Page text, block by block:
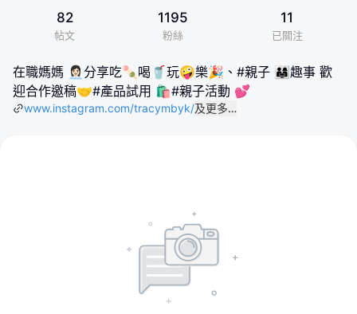
82
帖文
1195
粉絲
11
已關注
在職媽媽 👩🏻‍💼分享吃🍡喝🥤玩🤪樂🎉、#親子 👨‍👩‍👧趣事 歡
迎合作邀稿🤝#產品試用 🛍#親子活動 💕
www.instagram.com/tracymbyk/及更多…